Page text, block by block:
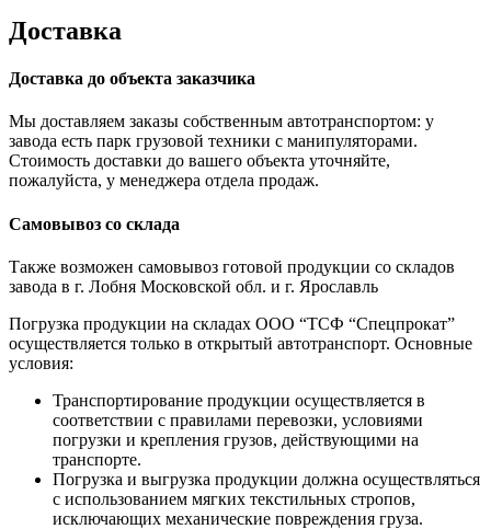
Доставка
Доставка до объекта заказчика
Мы доставляем заказы собственным автотранспортом: у
завода есть парк грузовой техники с манипуляторами.
Стоимость доставки до вашего объекта уточняйте,
пожалуйста, у менеджера отдела продаж.
Самовывоз со склада
Также возможен самовывоз готовой продукции со складов
завода в г. Лобня Московской обл. и г. Ярославль
Погрузка продукции на складах ООО “ТСФ “Спецпрокат”
осуществляется только в открытый автотранспорт. Основные
условия:
Транспортирование продукции осуществляется в
соответствии с правилами перевозки, условиями
погрузки и крепления грузов, действующими на
транспорте.
Погрузка и выгрузка продукции должна осуществляться
с использованием мягких текстильных стропов,
исключающих механические повреждения груза.